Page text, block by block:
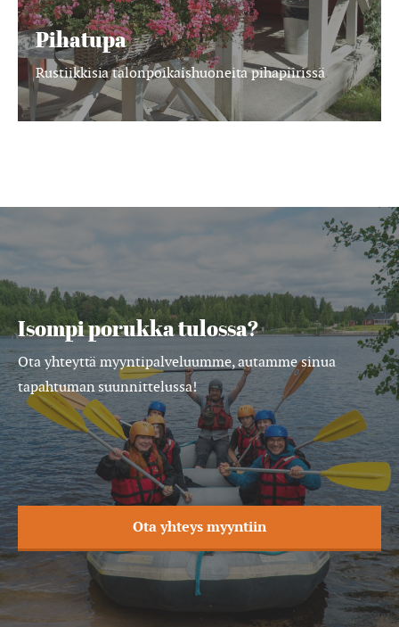
Pihatupa
Rustiikkisia talonpoikaishuoneita pihapiirissä
Isompi porukka tulossa?
Ota yhteyttä myyntipalveluumme, autamme sinua
tapahtuman suunnittelussa!
Ota yhteys myyntiin